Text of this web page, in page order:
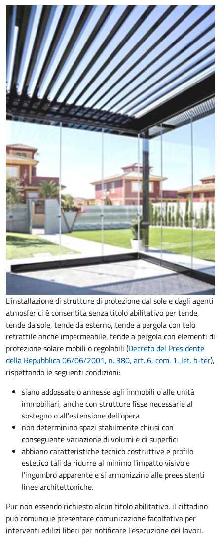
L'installazione di strutture di protezione dal sole e dagli agenti
atmosferici è consentita senza titolo abilitativo per tende,
tende da sole, tende da esterno, tende a pergola con telo
retrattile anche impermeabile, tende a pergola con elementi di
protezione solare mobili o regolabili (Decreto del Presidente
della Repubblica 06/06/2001, n. 380, art. 6, com. 1, let. b-ter),
rispettando le seguenti condizioni:
siano addossate o annesse agli immobili o alle unità
immobiliari, anche con strutture fisse necessarie al
sostegno o all'estensione dell'opera
non determinino spazi stabilmente chiusi con
conseguente variazione di volumi e di superfici
abbiano caratteristiche tecnico costruttive e profilo
estetico tali da ridurre al minimo l'impatto visivo e
l'ingombro apparente e si armonizzino alle preesistenti
linee architettoniche.
Pur non essendo richiesto alcun titolo abilitativo, il cittadino
può comunque presentare comunicazione facoltativa per
interventi edilizi liberi per notificare l'esecuzione dei lavori.